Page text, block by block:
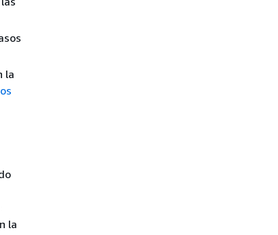
la
la